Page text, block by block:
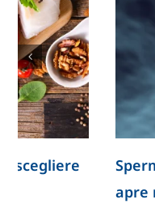
Spermatozoi
apre nuove